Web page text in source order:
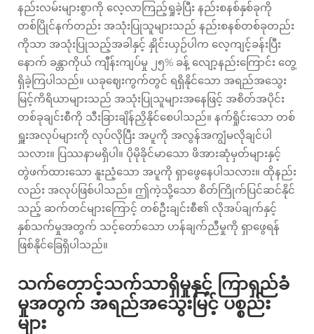
နည်းလမ်းများစွာကို လေ့လာကြည့်ရှုခဲ့ပြီး နည်းစနစ်နှစ်ခုကို
တစ်ပြိုင်နက်တည်း အသုံးပြုသူများသည် နည်းစနစ်တစ်ခုတည်း
ကိုသာ အသုံးပြုသည့်အခါနှင့် နှိုင်းယှဉ်ပါက လေ့ကျင့်ခန်းပြီး
နောက် ခန္တာကိုယ် ကျီန်းကျပ်မှု ၂၅% ခန့် လျော့နည်းကြောင်း တွေ့
ရှိခဲ့ကြပါသည်။ ယခုဈေးကွက်တွင် ရရှိနိုင်သော အရည်အသွေး
မြင့်ကိရိယာများသည် အသုံးပြုသူများအနေဖြင့် အစိတ်အပိုင်း
တစ်ခုချင်းစီကို သီးခြားချိန်ညှိနိုင်စေပါသည်။ နက်ရှိုင်းသော တစ်
ရှူးအလုပ်များကို လုပ်လိုပြီး အပူကို အလွန်အကျွံမလိုချင်ပါ
သလား။ ပြဿနာမရှိပါ။ ပိုမိုခိုင်မာသော ဖိအားဆုံမှတ်များနှင့်
တွဲဖက်ထားသော နူးညံ့သော အပူကို ရှာဖွေနေပါသလား။ ထိုနည်း
လည်း အလုပ်ဖြစ်ပါသည်။ ဤကဲ့သို့သော စိတ်ကြိုက်ပြင်ဆင်နိုင်
သည့် ဆက်တင်များကြောင့် တစ်ဦးချင်းစီ၏ လိုအပ်ချက်နှင့်
နှစ်သက်မှုအတွက် သင့်တော်သော ဟန်ချက်ညီမှုကို ရှာဖွေရန်
ဖြစ်နိုင်ခြေရှိပါသည်။
သက်တောင့်သက်သာရှိမှုနှင့် ကြာရှည်ခံ
မှုအတွက် အရည်အသွေးမြင့် ပစ္စည်း
များ